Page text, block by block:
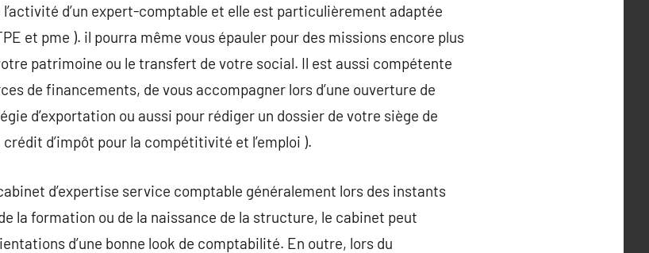
d’un expert-comptable et elle est particulièrement adaptée
et pme ). il pourra même vous épauler pour des missions encore plus
patrimoine ou le transfert de votre social. Il est aussi compétente
de financements, de vous accompagner lors d’une ouverture de
d’exportation ou aussi pour rédiger un dossier de votre siège de
d’impôt pour la compétitivité et l’emploi ).
d’expertise service comptable généralement lors des instants
la formation ou de la naissance de la structure, le cabinet peut
d’une bonne look de comptabilité. En outre, lors du